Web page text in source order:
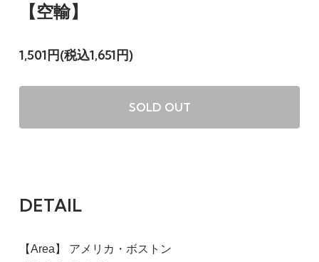
【空輸】
1,501円(税込1,651円)
SOLD OUT
DETAIL
【Area】 アメリカ・ボストン